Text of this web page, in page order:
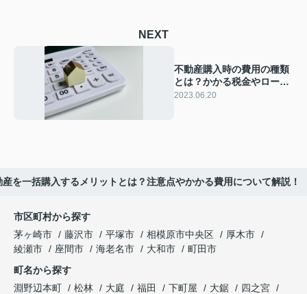
NEXT
不動産購入時の費用の種類
とは？かかる税金やローン
保証料について解説！
2023.06.20
産を一括購入するメリットとは？注意点やかかる費用について解説！
市区町村から探す
茅ヶ崎市
藤沢市 平塚市 相模原市中央区
厚木市
綾瀬市
座間市 海老名市 大和市
町田市
町名から探す
淵野辺本町
松林 大庭 福田 下町屋 大鋸
四之宮